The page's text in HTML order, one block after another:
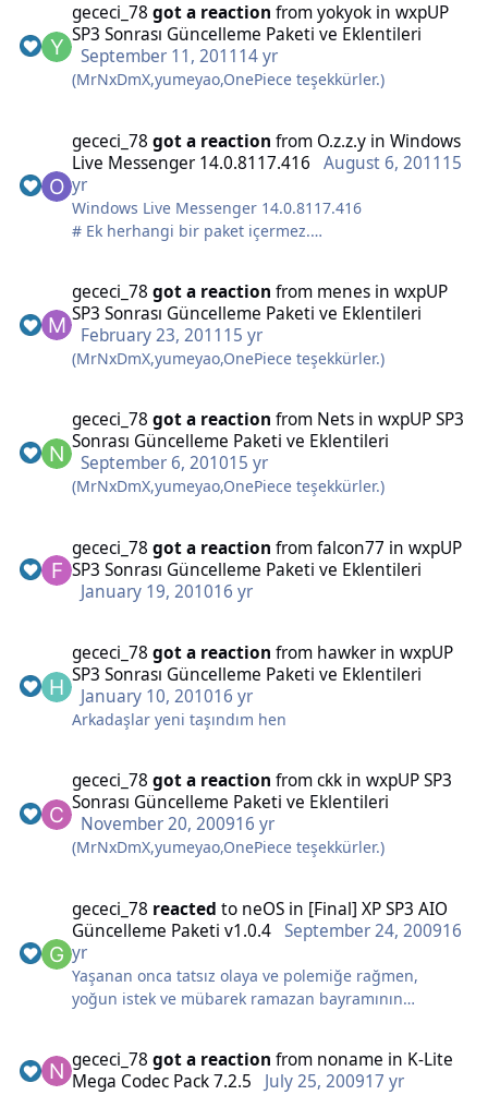
gececi_78 got a reaction fromyokyok inwxpUP
SP3 Sonrası Güncelleme Paketi ve Eklentileri
September 11, 201114 yr
(MrNxDmX,yumeyao,OnePiece teşekkürler.)
gececi_78 got a reaction from O.z.z.y inWindows
Live Messenger 14.0.8117.416
August 6, 201115
yr
Windows Live Messenger 14.0.8117.416
# Ek herhangi bir paket içermez.
=> 49A50132C297E5551DBD7E68FE1F4DDC
=> 20.2 MB
gececi_78 got a reaction from menes inwxpUP
SP3 Sonrası Güncelleme Paketi ve Eklentileri
February 23, 201115 yr
(MrNxDmX,yumeyao,OnePiece teşekkürler.)
gececi_78 got a reaction from Nets inwxpUP SP3
Sonrası Güncelleme Paketi ve Eklentileri
September 6, 201015 yr
(MrNxDmX,yumeyao,OnePiece teşekkürler.)
gececi_78 got a reaction fromfalcon77 inwxpUP
SP3 Sonrası Güncelleme Paketi ve Eklentileri
January 19, 201016 yr
gececi_78 got a reaction from hawker inwxpUP
SP3 Sonrası Güncelleme Paketi ve Eklentileri
January 10, 201016 yr
Arkadaşlar yeni taşındım hen
gececi_78 got a reaction fromckk inwxpUP SP3
Sonrası Güncelleme Paketi ve Eklentileri
November 20, 200916 yr
(MrNxDmX,yumeyao,OnePiece teşekkürler.)
gececi_78 reacted to neOS in [Final] XP SP3 AIO
Güncelleme Paketi v1.0.4 September 24, 200916
yr
Yaşanan onca tatsız olaya ve polemiğe rağmen,
yoğun istek ve mübarek ramazan bayramının
Umarım sizlerde benimle aynı düşüncedesinizdir...
Paketin içerisindeki güncelleştirmeler Microsoft
gececi_78 got a reaction from noname in K-Lite
Mega Codec Pack 7.2.5
July 25, 200917 yr